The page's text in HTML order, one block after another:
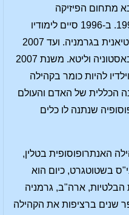
מתחום הפיזיקה
התיאורטית שבה עבד עד שנת 1990. ב-1996 סיים לימודיו
כתיאולוג והיה כומר בקהילה כריסטיאנית בגרמניה. ועד 2007
היה כומר בקהילות כריסטיאניות באסטוניה וליטא. משנת 2007
להיות כומר בקהילה
הכללית של האדם והעולם
שנתנה לו כלים
האנתרופוסופית בטלין,
בשטוטגרט, כיום הוא
הבלטיות, ארה"ב, גרמניה
שנים ברציפות את הקהילה